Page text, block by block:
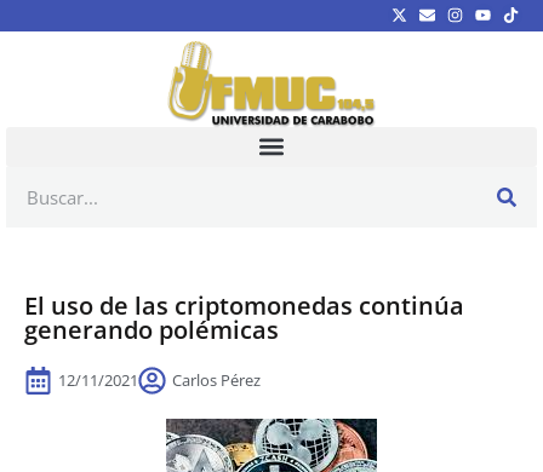
El uso de las criptomonedas continúa
generando polémicas
12/11/2021 Carlos Pérez